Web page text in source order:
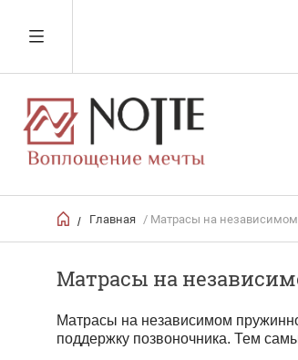
/ Главная / Матрасы на
Матрасы на
Матрасы на независимом
поддержку позвоночника. Тем